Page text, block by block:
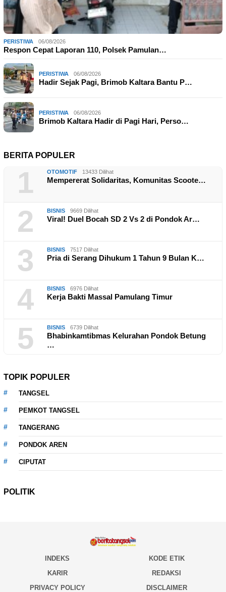
PERISTIWA 06/08/2026
Respon Cepat Laporan 110, Polsek Pamulan…
PERISTIWA 06/08/2026
Hadir Sejak Pagi, Brimob Kaltara Bantu P…
PERISTIWA 06/08/2026
Brimob Kaltara Hadir di Pagi Hari, Perso…
BERITA POPULER
1 OTOMOTIF 13433 Dilihat
Mempererat Solidaritas, Komunitas Scoote…
2 BISNIS 9669 Dilihat
Viral! Duel Bocah SD 2 Vs 2 di Pondok Ar…
3 BISNIS 7517 Dilihat
Pria di Serang Dihukum 1 Tahun 9 Bulan K…
4 BISNIS 6976 Dilihat
Kerja Bakti Massal Pamulang Timur
5 BISNIS 6739 Dilihat
Bhabinkamtibmas Kelurahan Pondok Betung
…
TOPIK POPULER
TANGSEL
PEMKOT TANGSEL
TANGERANG
PONDOK AREN
CIPUTAT
POLITIK
INDEKS
KODE ETIK
KARIR
REDAKSI
PRIVACY POLICY
DISCLAIMER